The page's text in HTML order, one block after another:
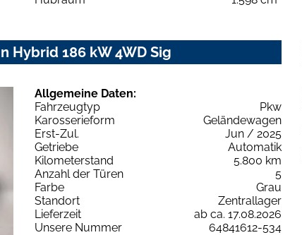
Hybrid 186 kW 4WD Sig
Allgemeine Daten:
Fahrzeugtyp
Pkw
Karosserieform
Geländewagen
Erst-Zul.
Jun / 2025
Getriebe
Automatik
Kilometerstand
5.800 km
Anzahl der Türen
5
Farbe
Grau
Standort
Zentrallager
Lieferzeit
ab ca. 17.08.2026
Unsere Nummer
64841612-534